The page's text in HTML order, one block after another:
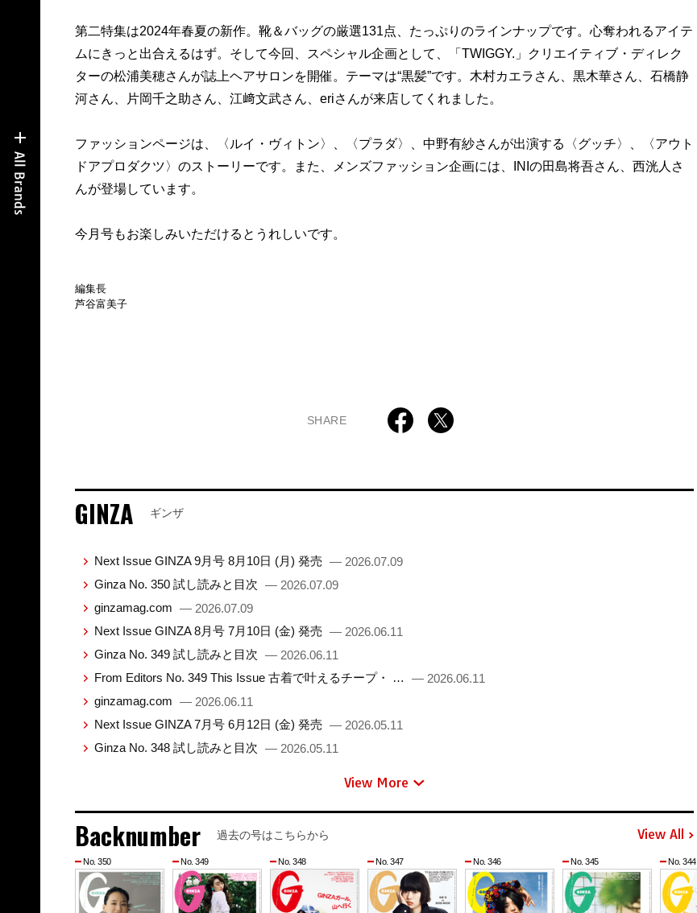
第二特集は2024年春夏の新作。靴＆バッグの厳選131点、たっぷりのラインナップです。心奪われるアイテ
ムにきっと出合えるはず。そして今回、スペシャル企画として、「TWIGGY.」クリエイティブ・ディレク
ターの松浦美穂さんが誌上ヘアサロンを開催。テーマは“黒髪”です。木村カエラさん、黒木華さん、石橋静
河さん、片岡千之助さん、江﨑文武さん、eriさんが来店してくれました。
ファッションページは、〈ルイ・ヴィトン〉、〈プラダ〉、中野有紗さんが出演する〈グッチ〉、〈アウト
ドアプロダクツ〉のストーリーです。また、メンズファッション企画には、INIの田島将吾さん、西洸人さ
んが登場しています。
今月号もお楽しみいただけるとうれしいです。
編集長
芦谷富美子
SHARE
GINZA ギンザ
Next Issue GINZA 9月号 8月10日 (月) 発売 — 2026.07.09
Ginza No. 350 試し読みと目次 — 2026.07.09
ginzamag.com — 2026.07.09
Next Issue GINZA 8月号 7月10日 (金) 発売 — 2026.06.11
Ginza No. 349 試し読みと目次 — 2026.06.11
From Editors No. 349 This Issue 古着で叶えるチープ・ …
— 2026.06.11
ginzamag.com — 2026.06.11
Next Issue GINZA 7月号 6月12日 (金) 発売 — 2026.05.11
Ginza No. 348 試し読みと目次 — 2026.05.11
View More
Backnumber 過去の号はこちらから View All
No. 350 No. 349 No. 348 No. 347 No. 346 No. 345 No. 344